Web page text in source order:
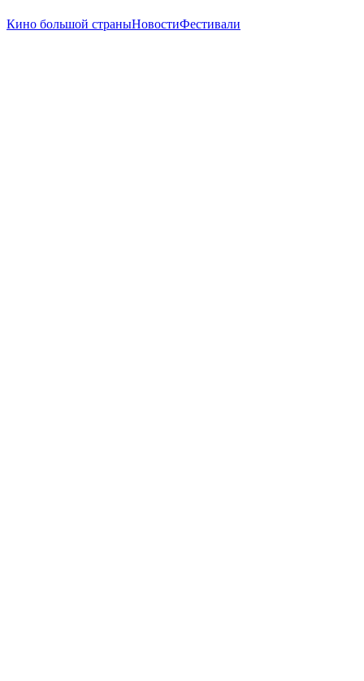
Кино большой страныНовостиФестивали